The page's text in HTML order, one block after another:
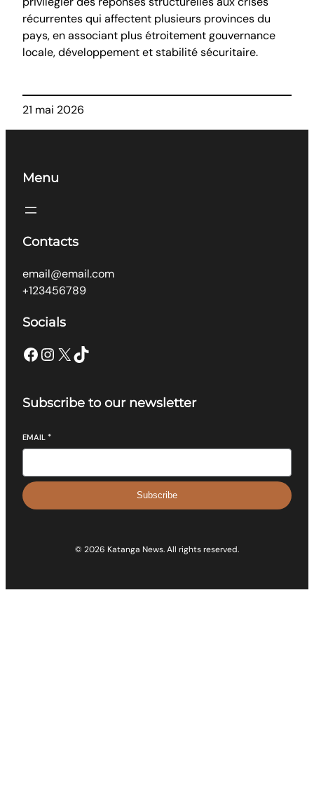
récurrentes qui affectent plusieurs provinces du
pays, en associant plus étroitement gouvernance
locale, développement et stabilité sécuritaire.
21 mai 2026
Menu
Contacts
email@email.com
+123456789
Socials
Facebook Instagram X TikTok
Subscribe to our newsletter
EMAIL *
Subscribe
© 2026 Katanga News. All rights reserved.